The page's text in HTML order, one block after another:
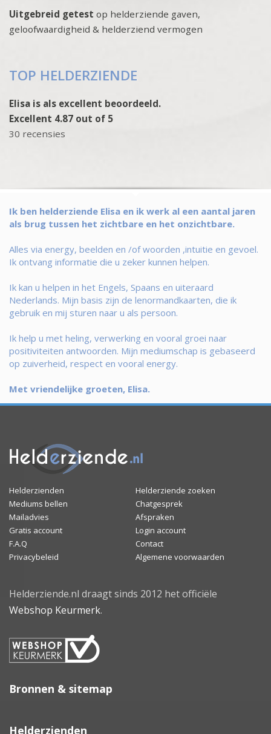
Uitgebreid getest op helderziende gaven,
geloofwaardigheid & helderziend vermogen
TOP HELDERZIENDE
Elisa is als excellent beoordeeld.
Excellent 4.87 out of 5
30 recensies
Ik ben helderziende Elisa en ik werk al een aantal jaren
als brug tussen het zichtbare en het onzichtbare.
Alles via energy, beelden en /of woorden ,intuitie en gevoel.
Ik ontvang informatie die u zeker kunnen helpen.
Ik kan u helpen in het Engels, Spaans en uiteraard
Nederlands. Mijn basis zijn de lenormandkaarten, die ik
gebruik en mij sturen naar u als persoon.
Ik help u met heling, verwerking en vooral groei naar
positiviteiten antwoorden. Mijn mediumschap is gebaseerd
op zuiverheid, respect en vooral energy.
Met vriendelijke groeten, Elisa.
Helderzienden
Helderziende zoeken
Mediums bellen
Chatgesprek
Mailadvies
Afspraken
Gratis account
Login account
F.A.Q
Contact
Privacybeleid
Algemene voorwaarden
Helderziende.nl draagt sinds 2012 het officiële
Webshop Keurmerk.
Bronnen & sitemap
Helderzienden